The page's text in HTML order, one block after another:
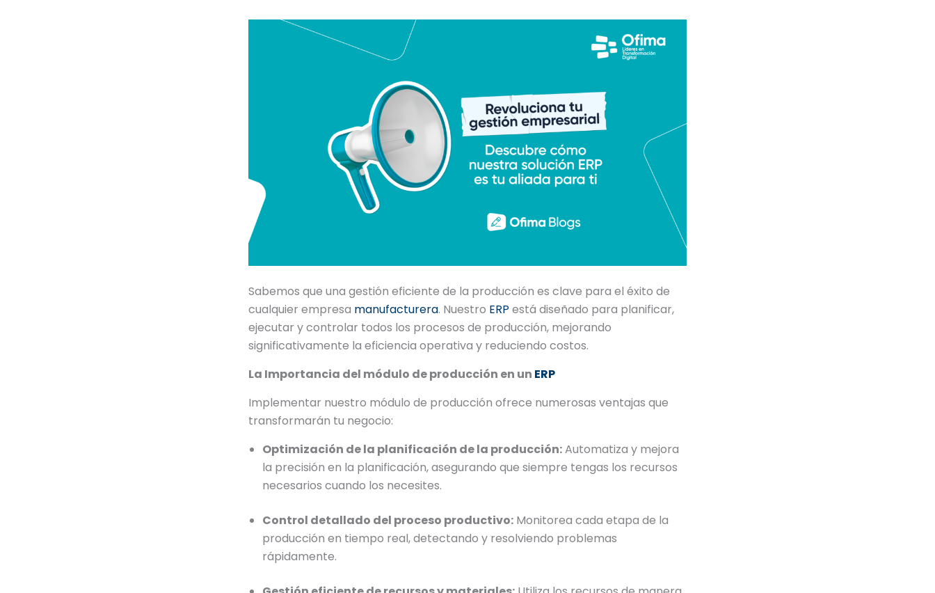
Sabemos que una gestión eficiente de la producción es clave para el éxito de
cualquier empresa manufacturera. Nuestro ERP está diseñado para planificar,
ejecutar y controlar todos los procesos de producción, mejorando
significativamente la eficiencia operativa y reduciendo costos.
La Importancia del módulo de producción en un ERP
Implementar nuestro módulo de producción ofrece numerosas ventajas que
transformarán tu negocio:
Optimización de la planificación de la producción:Automatiza y mejora
la precisión en la planificación, asegurando que siempre tengas los recursos
necesarios cuando los necesites.
Control detallado del proceso productivo: Monitorea cada etapa de la
producción en tiempo real, detectando y resolviendo problemas
rápidamente.